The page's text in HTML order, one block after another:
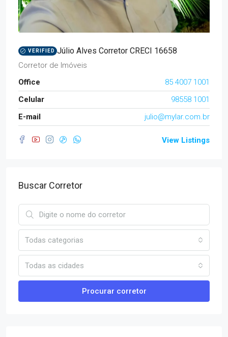
VERIFIED Júlio Alves Corretor CRECI 16658
Corretor de Imóveis
Office
85 4007 1001
Celular
98558 1001
E-mail
julio@mylar.com.br
View Listings
Buscar Corretor
Todas categorias
Todas as cidades
Procurar corretor